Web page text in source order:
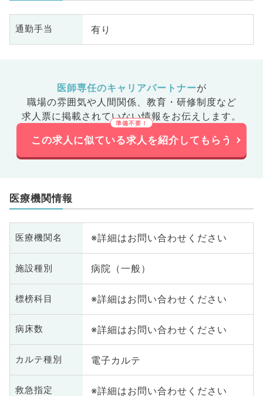
通勤手当 有り
医師専任のキャリアパートナーが
職場の雰囲気や人間関係、 教育・研修制度など
求人票に掲載されていない情報をお伝えします。
この求人に似ている求人を紹介してもらう
医療機関情報
医療機関名 ※詳細はお問い合わせください
施設種別 病院（一般）
標榜科目 ※詳細はお問い合わせください
病床数 ※詳細はお問い合わせください
カルテ種別 電子カルテ
救急指定 ※詳細はお問い合わせください